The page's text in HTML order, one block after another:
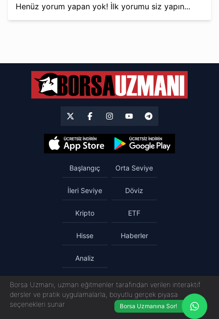
Henüz yorum yapan yok! İlk yorumu siz yapın...
Başlangıç Orta Seviye
İleri Seviye Döviz
Kripto ETF
Hisse Haberler
Analiz
Borsa Uzmanı, uzman eğitmenler tarafından verilen interaktif
dersler ve pratik uygulamalarla, boyutlu gerçek piyasa
seçenekleri sunar
Borsa Uzmanına Sor!